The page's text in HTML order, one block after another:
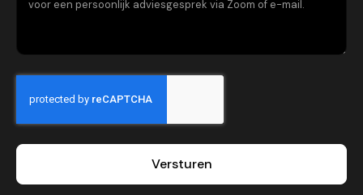
Versturen